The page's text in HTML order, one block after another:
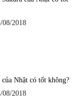
08/2018
Nhật có tốt không?
08/2018